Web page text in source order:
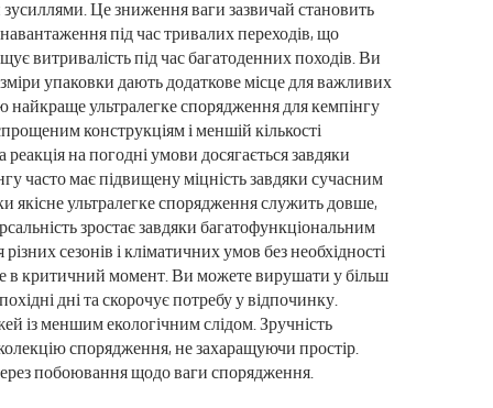
у
Це зниження ваги зазвичай становить
під час тривалих переходів, що
витривалість під час багатоденних походів. Ви
упаковки дають додаткове місце для важливих
найкраще ультралегке спорядження для кемпінгу
конструкціям і меншій кількості
на погодні умови досягається завдяки
часто має підвищену міцність завдяки сучасним
якісне ультралегке спорядження служить довше,
зростає завдяки багатофункціональним
сезонів і кліматичних умов без необхідності
в критичний момент. Ви можете вирушати у більш
дні та скорочує потребу у відпочинку.
із меншим екологічним слідом. Зручність
спорядження, не захаращуючи простір.
побоювання щодо ваги спорядження.